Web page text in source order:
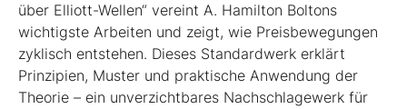
über Elliott-Wellen“ vereint A. Hamilton Boltons
wichtigste Arbeiten und zeigt, wie Preisbewegungen
zyklisch entstehen. Dieses Standardwerk erklärt
Prinzipien, Muster und praktische Anwendung der
Theorie – ein unverzichtbares Nachschlagewerk für